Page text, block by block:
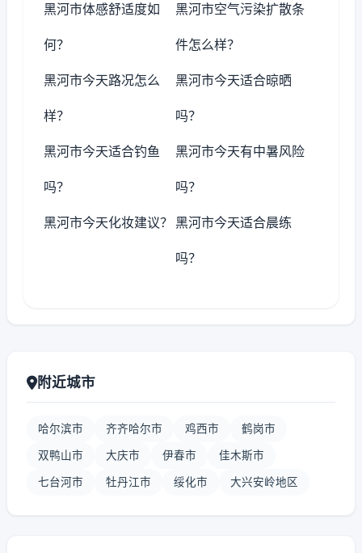
黑河市体感舒适度如
何？
黑河市空气污染扩散条
件怎么样？
黑河市今天路况怎么
样？
黑河市今天适合晾晒
吗？
黑河市今天适合钓鱼
吗？
黑河市今天有中暑风险
吗？
黑河市今天化妆建议？ 黑河市今天适合晨练
吗？
附近城市
哈尔滨市 齐齐哈尔市 鸡西市 鹤岗市
双鸭山市 大庆市 伊春市 佳木斯市
七台河市 牡丹江市 绥化市 大兴安岭地区